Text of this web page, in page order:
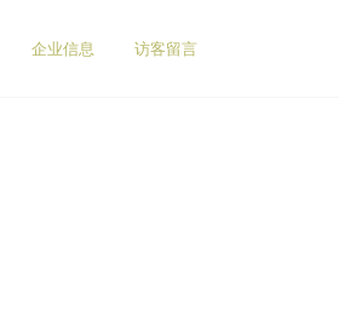
企业信息 访客留言